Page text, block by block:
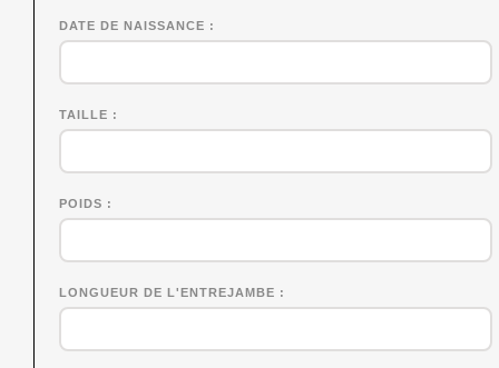
DATE DE NAISSANCE
TAILLE
POIDS
LONGUEUR DE L'ENTREJAMBE